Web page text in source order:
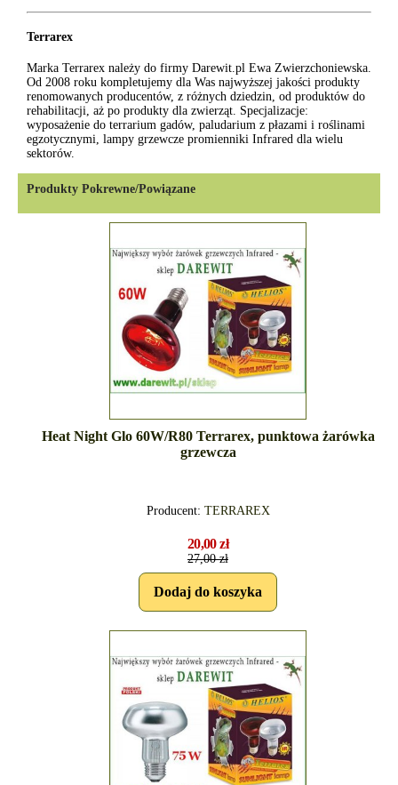
Terrarex
Marka Terrarex należy do firmy Darewit.pl Ewa Zwierzchoniewska.
Od 2008 roku kompletujemy dla Was najwyższej jakości produkty
renomowanych producentów, z różnych dziedzin, od produktów do
rehabilitacji, aż po produkty dla zwierząt. Specjalizacje:
wyposażenie do terrarium gadów, paludarium z płazami i roślinami
egzotycznymi, lampy grzewcze promienniki Infrared dla wielu
sektorów.
Produkty Pokrewne/Powiązane
Heat Night Glo 60W/R80 Terrarex, punktowa żarówka
grzewcza
Producent: TERRAREX
20,00 zł
27,00 zł